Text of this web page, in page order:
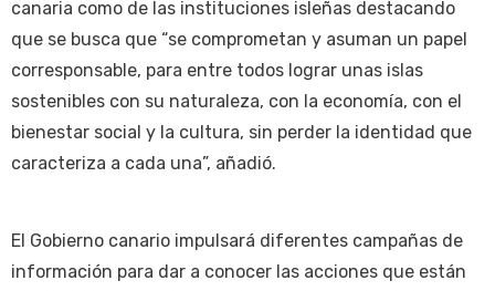
canaria como de las instituciones isleñas destacando
que se busca que “se comprometan y asuman un papel
corresponsable, para entre todos lograr unas islas
sostenibles con su naturaleza, con la economía, con el
bienestar social y la cultura, sin perder la identidad que
caracteriza a cada una”, añadió.
El Gobierno canario impulsará diferentes campañas de
información para dar a conocer las acciones que están